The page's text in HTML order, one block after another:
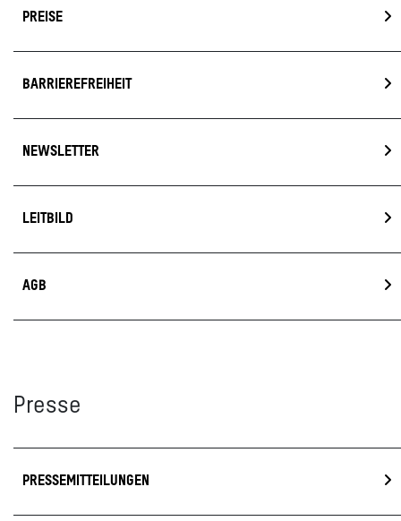
PREISE
BARRIEREFREIHEIT
NEWSLETTER
LEITBILD
AGB
Presse
PRESSEMITTEILUNGEN